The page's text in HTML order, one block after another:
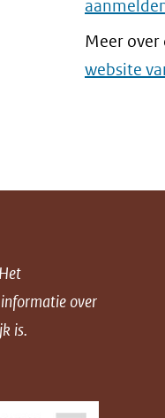
Meer over
website
over
is.